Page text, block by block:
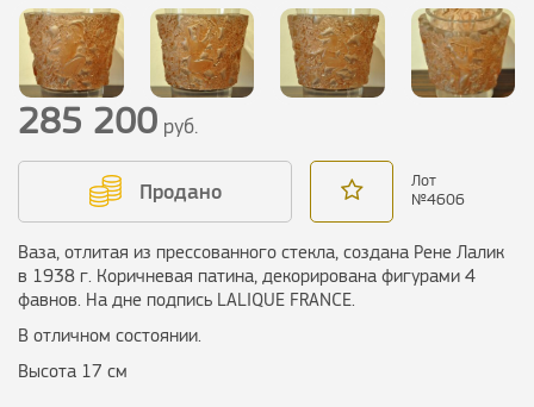
285 200 руб.
Продано
Лот
№4606
Ваза, отлитая из прессованного стекла, создана Рене Лалик
в 1938 г. Коричневая патина, декорирована фигурами 4
фавнов. На дне подпись LALIQUE FRANCE.
В отличном состоянии.
Высота 17 см